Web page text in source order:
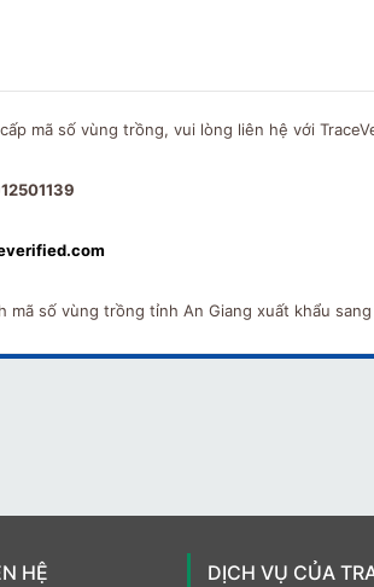
mã số vùng trồng, vui lòng liên hệ với
mã số vùng trồng tỉnh An Giang xuất khẩu
HỆ DỊCH VỤ CỦA